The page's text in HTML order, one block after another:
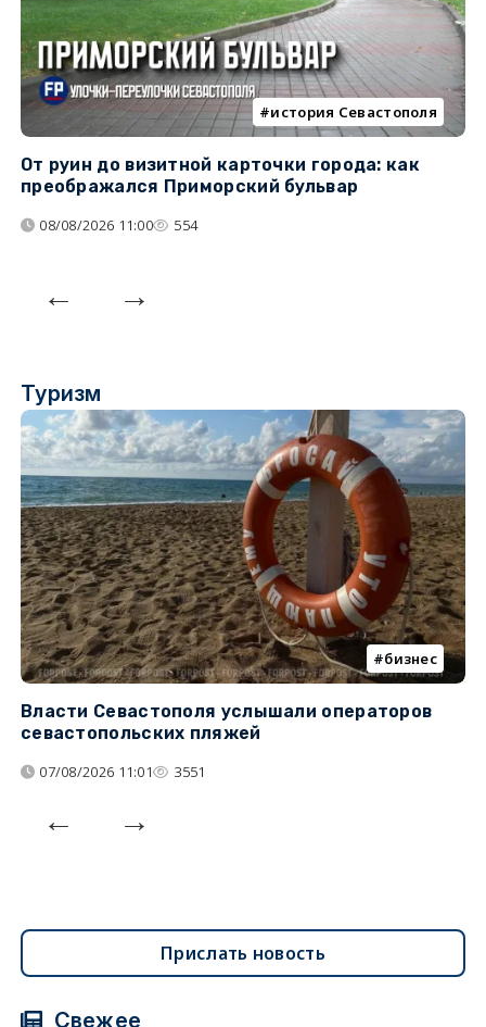
история Севастополя
От руин до визитной карточки города: как
преображался Приморский бульвар
08/08/2026 11:00 554
Туризм
бизнес
Власти Севастополя услышали операторов
севастопольских пляжей
07/08/2026 11:01 3551
Прислать новость
Свежее